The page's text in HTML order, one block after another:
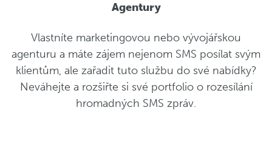
Agentury
Vlastníte marketingovou nebo vývojářskou
agenturu a máte zájem nejenom SMS posílat svým
klientům, ale zařadit tuto službu do své nabídky?
Neváhejte a rozšiřte si své portfolio o rozesílání
hromadných SMS zpráv.